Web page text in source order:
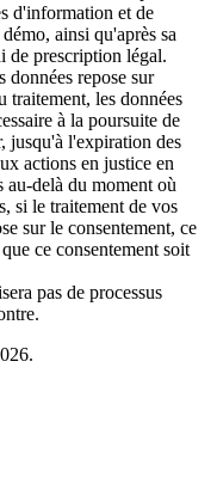
d'information et de
ainsi qu'après sa
de prescription légal.
données repose sur
traitement, les données
à la poursuite de
jusqu'à l'expiration des
actions en justice en
au-delà du moment où
si le traitement de vos
sur le consentement, ce
ce consentement soit
pas de processus